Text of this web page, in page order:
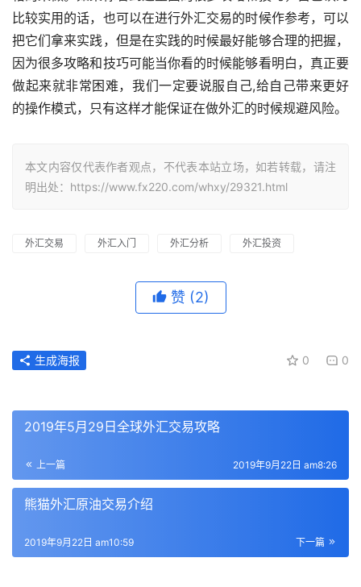
比较实用的话，也可以在进行外汇交易的时候作参考，可以
把它们拿来实践，但是在实践的时候最好能够合理的把握，
因为很多攻略和技巧可能当你看的时候能够看明白，真正要
做起来就非常困难，我们一定要说服自己,给自己带来更好
的操作模式，只有这样才能保证在做外汇的时候规避风险。
本文内容仅代表作者观点，不代表本站立场，如若转载，请注
明出处：https://www.fx220.com/whxy/29321.html
外汇交易 外汇入门 外汇分析 外汇投资
赞 (2)
0 0
生成海报
2019年5月29日全球外汇交易攻略
上一篇 2019年9月22日 am8:26
熊猫外汇原油交易介绍
下一篇
2019年9月22日 am10:59